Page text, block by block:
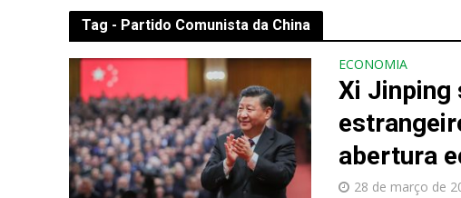
Tag - Partido Comunista da China
ECONOMIA
Xi Jinping
abertura
28 de março de